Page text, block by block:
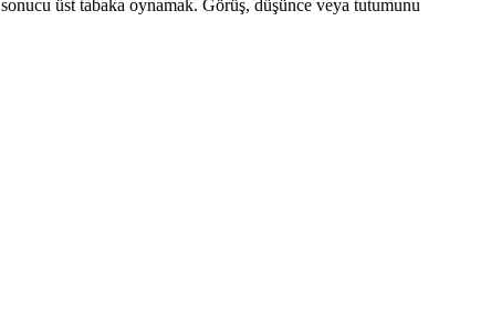
üst tabaka oynamak. Görüş, düşünce veya tutumunu